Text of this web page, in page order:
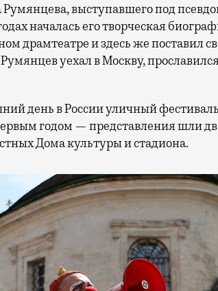
Румянцева, выступавшего под
началась его творческая
драмтеатре и здесь же поставил
уехал в Москву,
день в России уличный
годом — представления шли
Дома культуры и стадиона.